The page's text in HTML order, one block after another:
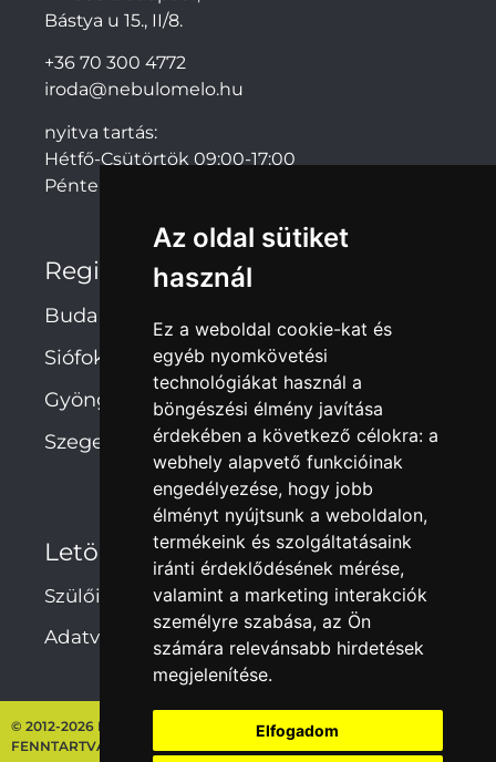
Az oldal sütiket
használ
Ez a weboldal cookie-kat és
egyéb nyomkövetési
technológiákat használ a
böngészési élmény javítása
érdekében a következő célokra: a
webhely alapvető funkcióinak
engedélyezése, hogy jobb
élményt nyújtsunk a weboldalon,
termékeink és szolgáltatásaink
iránti érdeklődésének mérése,
valamint a marketing interakciók
személyre szabása, az Ön
számára relevánsabb hirdetések
megjelenítése.
Elfogadom
Bástya u 15., II/8.
+36 70 300 4772
iroda@nebulomelo.hu
nyitva tartás:
Hétfő-Csütörtök 09:00-17:00
Péntek: 09:00-14:00
Regionális irodák
Budapest
Siófok
Gyöngyös
Szeged
Letöltések
Szülői hozzájárulás
Adatvédelmi irányelvek
© 2012-2026 NEBULÓ-MELÓ ISKOLASZÖVETKEZET – MINDEN JOG
FENNTARTVA